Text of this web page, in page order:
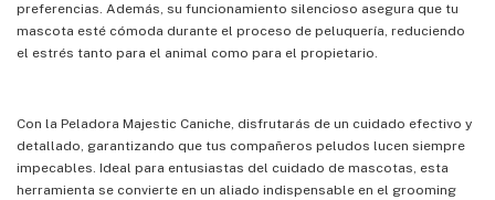
preferencias. Además, su funcionamiento silencioso asegura que tu
mascota esté cómoda durante el proceso de peluquería, reduciendo
el estrés tanto para el animal como para el propietario.
Con la Peladora Majestic Caniche, disfrutarás de un cuidado efectivo y
detallado, garantizando que tus compañeros peludos lucen siempre
impecables. Ideal para entusiastas del cuidado de mascotas, esta
herramienta se convierte en un aliado indispensable en el grooming